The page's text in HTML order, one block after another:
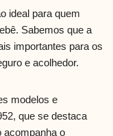
ideal para quem
Sabemos que a
importantes para os
e acolhedor.
modelos e
que se destaca
acompanha o